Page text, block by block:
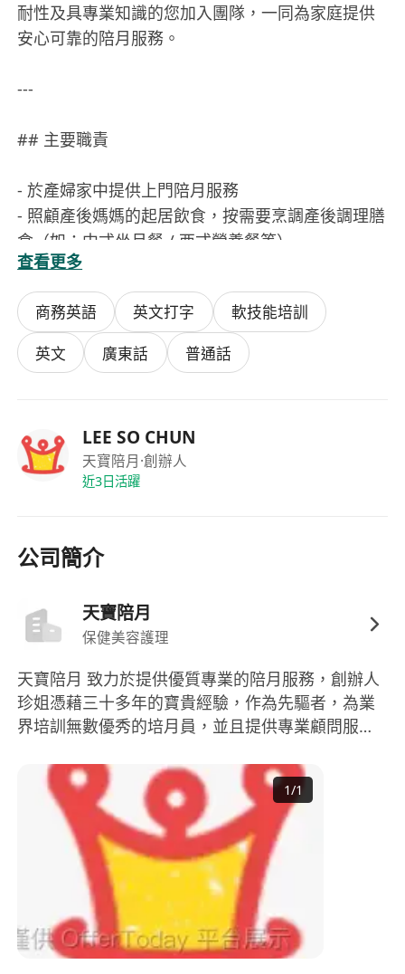
耐性及具專業知識的您加入團隊，一同為家庭提供
安心可靠的陪月服務。
---
## 主要職責
- 於產婦家中提供上門陪月服務
- 照顧產後媽媽的起居飲食，按需要烹調產後調理膳
食（如：中式坐月餐 / 西式營養餐等）
- 協助照顧初生嬰兒，包括：餵哺、拍嗝、洗澡、替
換尿片、簡單安撫及日常觀察
- 指導及支援媽媽母乳餵哺，提供基本哺乳姿勢及含
乳技巧建議
- 協助簡單家務（與嬰兒及產婦相關，如清洗奶樽、
睡眠、餵哺、大小便次數等）
- 向家人講解簡單嬰兒護理及產後注意事項，協助家
庭適應新生兒生活
*（如有特別服務，例如：簡單產後按摩、中醫調理
---
## 職位要求（可自行補充細節）
- 必須完成 **僱員再培訓局（ERB）陪月員課程**
或同等認可培訓
- 持有 **催乳 / 催乳按摩相關證書**（請註明認可
機構或課程名稱）
- 具良好衛生意識及安全意識
- 有愛心、耐性，喜歡與嬰兒及產後媽媽相處
- 能以 **廣東話** 溝通；如懂普通話 / 英語可註明
查看更多
商務英語 英文打字
軟技能培訓
英文
廣東話 普通話
LEE SO CHUN
天寶陪月·創辦人
近3日活躍
公司簡介
天寶陪月
保健美容護理
天寶陪月 致力於提供優質專業的陪月服務，創辦人
珍姐憑藉三十多年的寶貴經驗，作為先驅者，為業
界培訓無數優秀的培月員，並且提供專業顧問服
務。 珍姐曾擔任香港家務助理總工會主席，並任僱
員再培訓局及職工盟陪月課程導師逾20年，更親自
撰寫陪月課程教材。陪月著作作者作品書籍包括
《產前‧產後保健食譜》《寶寶A＋營養餐》《媽媽
必吃坐月食療》 《金牌陪月BB開餐第一步》、《金
牌陪月媽媽保健食譜》、《金牌陪月補得好坐月食
譜》，《自家製剖腹產後食療》。 ～曾接受明報，
蘋果日報，東方日報，經濟日報，文匯報，香港
01，媽媽寶寶，孕媽媽等媒體採訪，香港電台分享
1/1